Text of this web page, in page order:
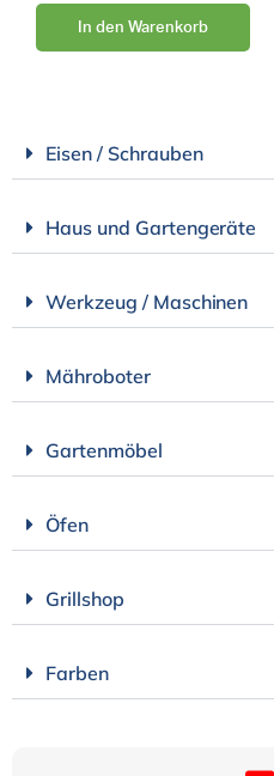
In den Warenkorb
Eisen / Schrauben
Haus und Gartengeräte
Werkzeug / Maschinen
Mähroboter
Gartenmöbel
Öfen
Grillshop
Farben